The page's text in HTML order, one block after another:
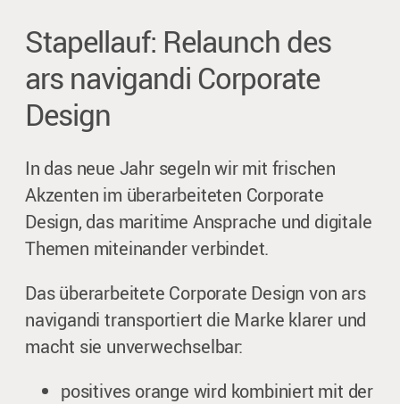
Stapellauf: Relaunch des
ars navigandi Corporate
Design
In das neue Jahr segeln wir mit frischen
Akzenten im überarbeiteten Corporate
Design, das maritime Ansprache und digitale
Themen miteinander verbindet.
Das überarbeitete Corporate Design von ars
navigandi transportiert die Marke klarer und
macht sie unverwechselbar:
positives orange wird kombiniert mit der